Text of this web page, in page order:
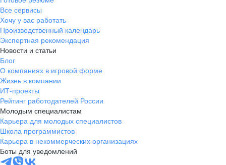
Владивосток
пер. Ланинский д. 4, офис 3.4
+7 423 202-33-28
pr@dv.hh.ru
Новосибирск
ул. Большевистская, д. 35,
помещение 21
+7 383 207-94-64
pr@nsk.hh.ru
Минск
пр-т Дзержинского, д. 57,
Все сервисы
Хочу у вас работать
Производственный календарь
Экспертная рекомендация
Новости и статьи
Блог
О компаниях в игровой форме
Жизнь в компании
ИТ-проекты
Рейтинг работодателей России
Молодым специалистам
Карьера для молодых специалистов
Школа программистов
Карьера в некоммерческих организациях
Боты для уведомлений